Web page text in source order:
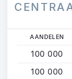
AANDELEN
100 000
100 000